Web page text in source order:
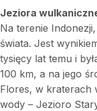
Jeziora
Na terenie
świata. Jest
tysięcy lat temu i
100 km, a na jego
Flores, w kraterach
wody – Jezioro